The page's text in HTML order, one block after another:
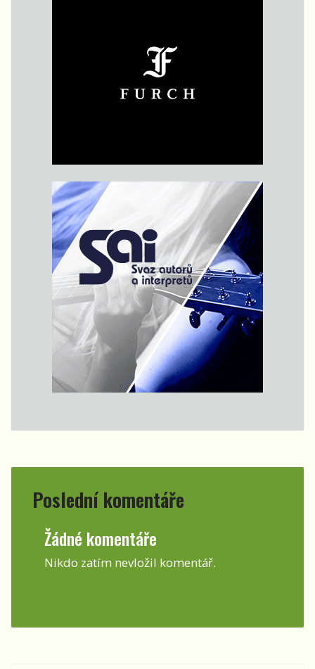
Poslední komentáře
Žádné komentáře
Nikdo zatím nevložil komentář.